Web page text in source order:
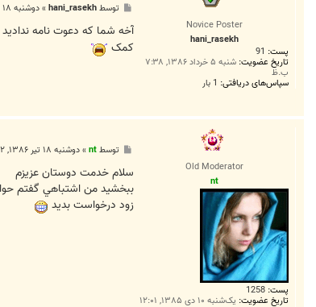
Novice Poster
hani_rasekh
پست: 91
تاریخ عضویت: شنبه ۵ خرداد ۱۳۸۶, ۷:۳۸
ب.ظ
سپاس‌های دریافتی: 1 بار
ت
توسطhani_rasekh
»دوشنبه ۱۸ تیر ۱۳۸۶, ۳:۳۶ ق.ظ
آخه شما که دعوت نامه
کمک
Old Moderator
nt
پست: 1258
تاریخ عضویت: یک‌شنبه ۱۰ دی ۱۳۸۵, ۱۲:۰۱
ت
توسطnt
»دوشنبه ۱۸ تیر ۱۳۸۶, ۲:۱۲ ب.ظ
سلام خدمت دوستان عزيزم
ببخشيد من اشتباهي گفتم حواسم به اون کد نبود من 5 دقيقه پيش قسمت
زود درخواست بديد